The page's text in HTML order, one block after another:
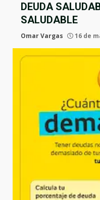
DEUDA
SALUDABLE
Omar Vargas 16 de